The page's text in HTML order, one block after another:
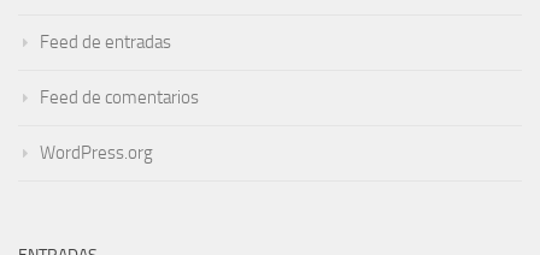
Feed de entradas
Feed de comentarios
WordPress.org